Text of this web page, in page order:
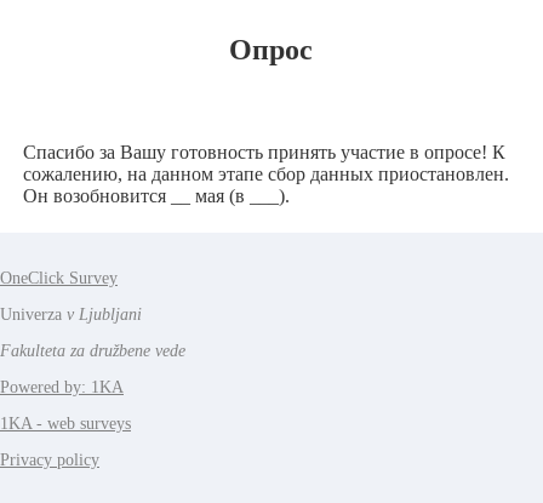
Опрос
Спасибо за Вашу готовность принять участие в опросе! К
сожалению, на данном этапе сбор данных приостановлен.
Он возобновится __ мая (в ___).
OneClick Survey
Univerza v Ljubljani
Fakulteta za družbene vede
Powered by: 1KA
1KA - web surveys
Privacy policy